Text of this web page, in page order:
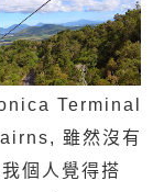
Terminal
雖然沒有
個人覺得搭